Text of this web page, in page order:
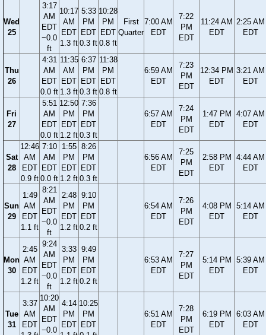
Wed
25
3:17
AM
EDT
−0.0
ft
10:17
AM
EDT
1.3 ft
5:33
PM
EDT
0.3 ft
10:28
PM
EDT
0.8 ft
First
Quarter
7:00 AM
EDT
7:22
PM
EDT
11:24 AM
EDT
2:25 AM
EDT
Thu
26
4:31
AM
EDT
0.0 ft
11:35
AM
EDT
1.3 ft
6:37
PM
EDT
0.3 ft
11:38
PM
EDT
0.8 ft
6:59 AM
EDT
7:23
PM
EDT
12:34 PM
EDT
3:21 AM
EDT
Fri
27
5:51
AM
EDT
0.0 ft
12:50
PM
EDT
1.2 ft
7:36
PM
EDT
0.3 ft
6:57 AM
EDT
7:24
PM
EDT
1:47 PM
EDT
4:07 AM
EDT
Sat
28
12:46
AM
EDT
0.9 ft
7:10
AM
EDT
0.0 ft
1:55
PM
EDT
1.2 ft
8:26
PM
EDT
0.3 ft
6:56 AM
EDT
7:25
PM
EDT
2:58 PM
EDT
4:44 AM
EDT
Sun
29
1:49
AM
EDT
1.1 ft
8:21
AM
EDT
−0.0
ft
2:48
PM
EDT
1.2 ft
9:10
PM
EDT
0.2 ft
6:54 AM
EDT
7:26
PM
EDT
4:08 PM
EDT
5:14 AM
EDT
Mon
30
2:45
AM
EDT
1.2 ft
9:24
AM
EDT
−0.0
ft
3:33
PM
EDT
1.2 ft
9:49
PM
EDT
0.2 ft
6:53 AM
EDT
7:27
PM
EDT
5:14 PM
EDT
5:39 AM
EDT
Tue
31
3:37
AM
EDT
10:20
AM
EDT
−0.0
4:14
PM
EDT
10:25
PM
EDT
6:51 AM
EDT
7:28
PM
EDT
6:19 PM
EDT
6:03 AM
EDT